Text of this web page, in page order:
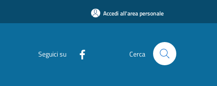
Accedi all'area personale
Seguici su Cerca